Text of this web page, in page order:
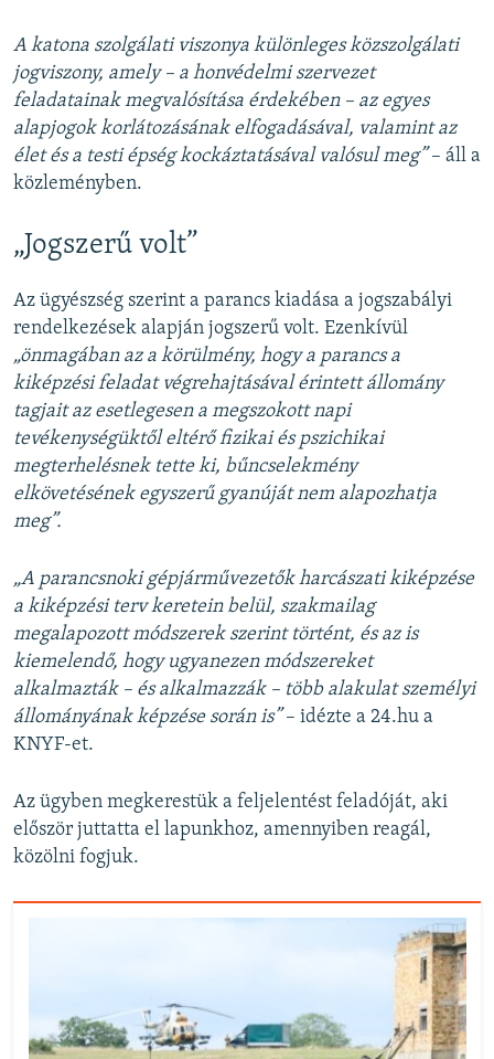
A katona szolgálati viszonya különleges közszolgálati
jogviszony, amely – a honvédelmi szervezet
feladatainak megvalósítása érdekében – az egyes
alapjogok korlátozásának elfogadásával, valamint az
élet és a testi épség kockáztatásával valósul meg”– áll a
közleményben.
„Jogszerű volt”
Az ügyészség szerint a parancs kiadása a jogszabályi
rendelkezések alapján jogszerű volt. Ezenkívül
„önmagában az a körülmény, hogy a parancs a
kiképzési feladat végrehajtásával érintett állomány
tagjait az esetlegesen a megszokott napi
tevékenységüktől eltérő fizikai és pszichikai
megterhelésnek tette ki, bűncselekmény
elkövetésének egyszerű gyanúját nem alapozhatja
meg”.
„A parancsnoki gépjárművezetők harcászati kiképzése
a kiképzési terv keretein belül, szakmailag
megalapozott módszerek szerint történt, és az is
kiemelendő, hogy ugyanezen módszereket
alkalmazták – és alkalmazzák – több alakulat személyi
állományának képzése során is”– idézte a 24.hu a
KNYF-et.
Az ügyben megkerestük a feljelentést feladóját, aki
először juttatta el lapunkhoz, amennyiben reagál,
közölni fogjuk.